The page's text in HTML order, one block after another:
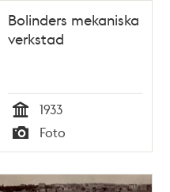
Bolinders mekaniska
verkstad
Tid
1933
Typ
Foto